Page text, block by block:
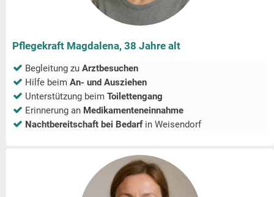
Pflegekraft Magdalena, 38 Jahre alt
Begleitung zu Arztbesuchen
Hilfe beim An- und Ausziehen
Unterstützung beim Toilettengang
Erinnerung an Medikamenteneinnahme
Nachtbereitschaft bei Bedarfin Weisendorf